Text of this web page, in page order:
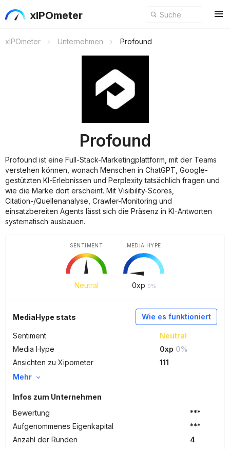
xIPOmeter
xIPOmeter Unternehmen Profound
Profound
Profound ist eine Full-Stack-Marketingplattform, mit der Teams
verstehen können, wonach Menschen in ChatGPT, Google-
gestützten KI-Erlebnissen und Perplexity tatsächlich fragen und
wie die Marke dort erscheint. Mit Visibility-Scores,
Citation-/Quellenanalyse, Crawler-Monitoring und
einsatzbereiten Agents lässt sich die Präsenz in KI-Antworten
systematisch ausbauen.
Neutral
SENTIMENT
0xp 0%
MEDIA HYPE
Wie es funktioniert
MediaHype stats
Sentiment
Neutral
Media Hype
0xp 0%
Ansichten zu Xipometer
111
Mehr
Infos zum Unternehmen
Bewertung
***
Aufgenommenes Eigenkapital
***
Anzahl der Runden
4